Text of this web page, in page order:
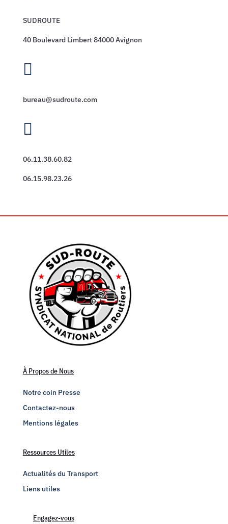
SUDROUTE
40 Boulevard Limbert 84000 Avignon

bureau@sudroute.com

06.11.38.60.82
06.15.98.23.26
À Propos de Nous
Notre coin Presse
Contactez-nous
Mentions légales
Ressources Utiles
Actualités du Transport
Liens utiles
Engagez-vous